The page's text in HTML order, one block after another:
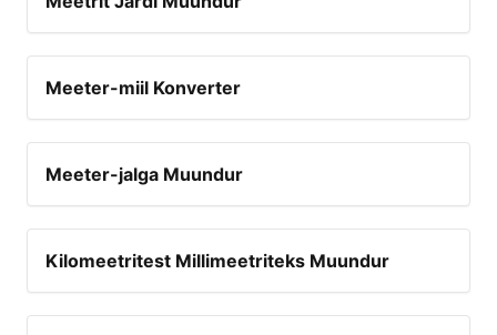
Meeter-miil Konverter
Meeter-jalga Muundur
Kilomeetritest Millimeetriteks Muundur